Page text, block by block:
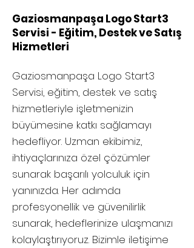
Gaziosmanpaşa Logo Start3
Servisi - Eğitim, Destek ve Satış
Hizmetleri
Gaziosmanpaşa Logo Start3
Servisi, eğitim, destek ve satış
hizmetleriyle işletmenizin
büyümesine katkı sağlamayı
hedefliyor. Uzman ekibimiz,
ihtiyaçlarınıza özel çözümler
sunarak başarılı yolculuk için
yanınızda. Her adımda
profesyonellik ve güvenilirlik
sunarak, hedeflerinize ulaşmanızı
kolaylaştırıyoruz. Bizimle iletişime